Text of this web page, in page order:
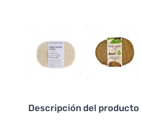
Descripción del producto